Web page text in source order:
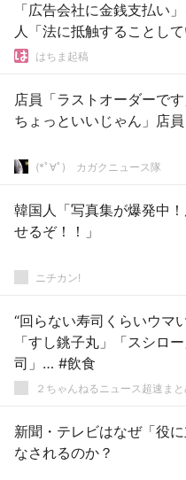
「広告会社に金銭支払い
人「法に抵触することして
はちま起稿
店員「ラストオーダーで
ちょっといいじゃん」店員
(*ﾟ∀ﾟ)ゞカガクニュース隊
韓国人「写真集が爆発中
せるぞ！！」
ニチカン!
“回らない寿司くらいウマ
「すし銚子丸」「スシロ
司」… #飲食
２ちゃんねるニュース超速まと
新聞・テレビはなぜ「役
なされるのか？